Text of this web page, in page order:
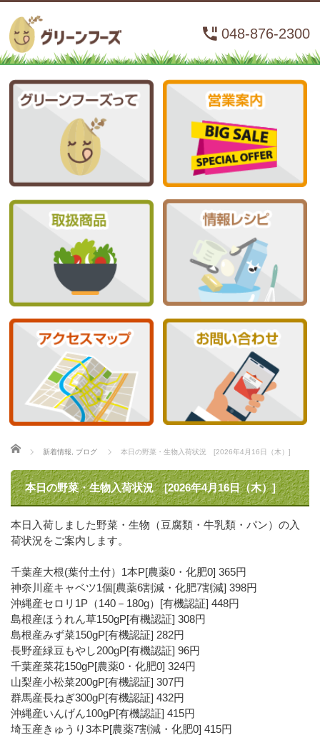
048-876-2300
ホーム
新着情報 ブログ 本日の野菜・生物入荷状況 [2026年4月16日（木）]
本日の野菜・生物入荷状況 [2026年4月16日（木）]
本日入荷しました野菜・生物（豆腐類・牛乳類・パン）の入
荷状況をご案内します。
千葉産大根(葉付土付）1本P[農薬0・化肥0] 365円
神奈川産キャベツ1個[農薬6割減・化肥7割減] 398円
沖縄産セロリ1P（140－180g）[有機認証] 448円
島根産ほうれん草150gP[有機認証] 308円
島根産みず菜150gP[有機認証] 282円
長野産緑豆もやし200gP[有機認証] 96円
千葉産菜花150gP[農薬0・化肥0] 324円
山梨産小松菜200gP[有機認証] 307円
群馬産長ねぎ300gP[有機認証] 432円
沖縄産いんげん100gP[有機認証] 415円
埼玉産きゅうり3本P[農薬7割減・化肥0] 415円